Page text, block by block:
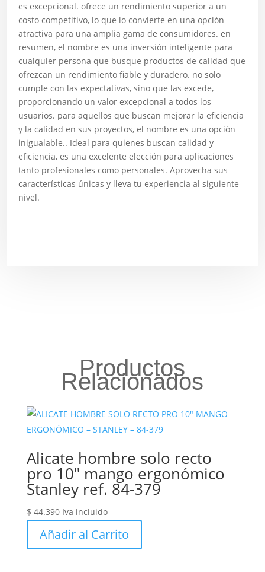
es excepcional. ofrece un rendimiento superior a un
costo competitivo, lo que lo convierte en una opción
atractiva para una amplia gama de consumidores. en
resumen, el nombre es una inversión inteligente para
cualquier persona que busque productos de calidad que
ofrezcan un rendimiento fiable y duradero. no solo
cumple con las expectativas, sino que las excede,
proporcionando un valor excepcional a todos los
usuarios. para aquellos que buscan mejorar la eficiencia
y la calidad en sus proyectos, el nombre es una opción
inigualable.. Ideal para quienes buscan calidad y
eficiencia, es una excelente elección para aplicaciones
tanto profesionales como personales. Aprovecha sus
características únicas y lleva tu experiencia al siguiente
nivel.
Productos
Relacionados
Alicate hombre solo recto
pro 10″ mango ergonómico
Stanley ref. 84-379
$ 44.390 Iva incluido
Añadir al Carrito